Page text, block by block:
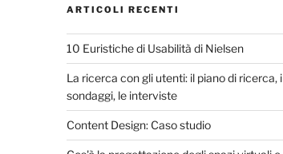
ARTICOLI RECENTI
10 Euristiche di Usabilità di Nielsen
La ricerca con gli utenti: il piano di ricerca, i
sondaggi, le interviste
Content Design: Caso studio